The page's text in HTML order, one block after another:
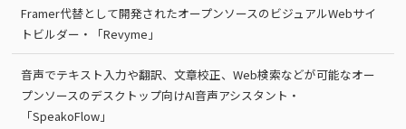
Framer代替として開発されたオープンソースのビジュアルWebサイ
トビルダー・「Revyme」
音声でテキスト入力や翻訳、文章校正、Web検索などが可能なオー
プンソースのデスクトップ向けAI音声アシスタント・
「SpeakoFlow」